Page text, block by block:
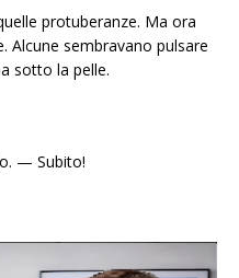
protuberanze. Ma ora
Alcune sembravano pulsare
sotto la pelle.
— Subito!